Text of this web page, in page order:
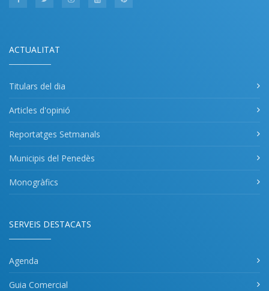
ACTUALITAT
Titulars del dia
Articles d'opinió
Reportatges Setmanals
Municipis del Penedès
Monogràfics
SERVEIS DESTACATS
Agenda
Guia Comercial